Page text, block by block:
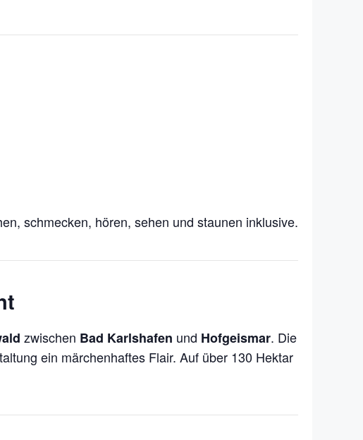
schmecken, hören, sehen und staunen inklusive.
zwischen Bad Karlshafen und Hofgeismar. Die
ein märchenhaftes Flair. Auf über 130 Hektar